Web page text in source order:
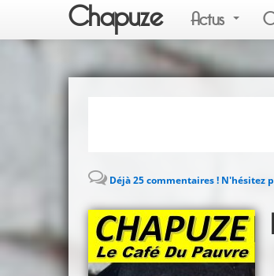
Chapuze Actus
Déjà 25 commentaires ! N'hésitez